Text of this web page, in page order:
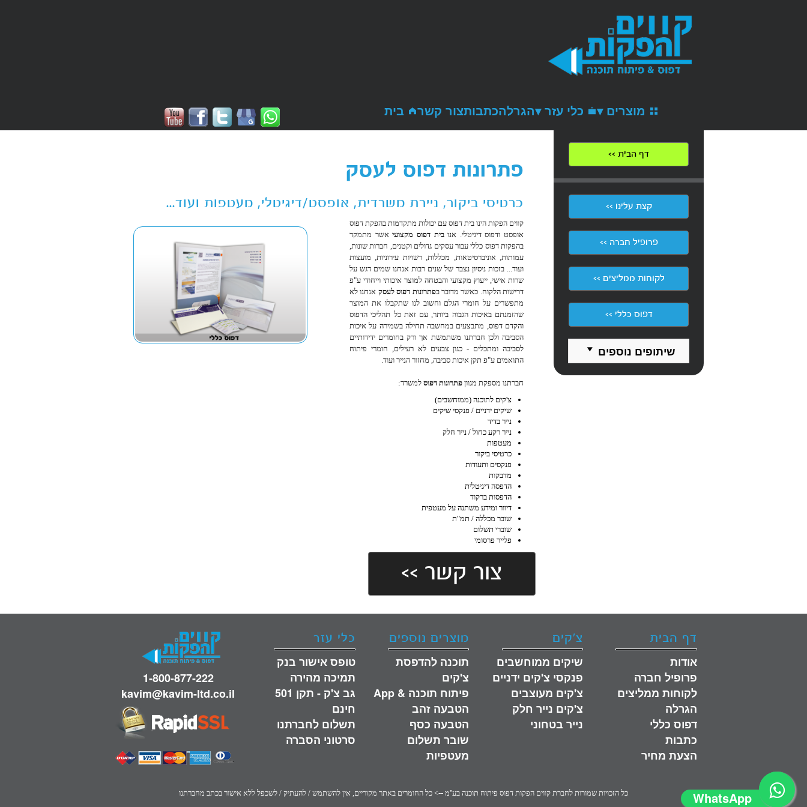
WhatsApp
מוצרים ▾ כלי עזר ▾הגרלהכתבותצור קשר בית
דף הבית >>
קצת עלינו >>
פרופיל חברה >>
לקוחות ממליצים >>
דפוס כללי >>
שיתופים נוספים
פתרונות דפוס לעסק
כרטיסי ביקור, ניירת משרדית, אופסט/דיגיטלי, מעטפות ועוד...
קווים הפקות הינו בית דפוס עם יכולות מתקדמות בהפקת דפוס
אופסט ודפוס דיגיטלי. אנובית דפוס מקצועיאשר מתמקד
בהפקות דפוס כללי עבור עסקים גדולים וקטנים, חברות שונות,
עמותות, אוניברסיטאות, מכללות, רשויות עירוניות, מועצות
ועוד... בזכות ניסיון נצבר של שנים רבות אנחנו שמים דגש על
שרות אישי, ייעוץ מקצועי והבטחה למוצר איכותי וייחודי ע"פ
דרישות הלקוח. כאשר מדובר בפתרונות דפוס לעסק אנחנו לא
מתפשרים על חומרי הגלם וחשוב לנו שתקבלו את המוצר
שהזמנתם באיכות הגבוה ביותר, עם זאת כל תהליכי הדפוס
והקדם דפוס, מתבצעים במחשבה תחילה בשמירה על איכות
הסביבה ולכן חברתנו משתמשת אך ורק בחומרים ידידותיים
לסביבה ומתכלים - כגון צבעים לא רעילים, חומרי פיתוח
התואמים ע"פ תקן איכות סביבה, מחזור הנייר ועוד.
חברתנו מספקת מגוון פתרונות דפוס למשרד:
צ'קים לתוכנה (ממוחשבים)
שיקים ידניים / פנקסי שיקים
נייר בדיד
נייר רקע כחול / נייר חלק
מעטפות
כרטיסי ביקור
פנקסים ותעודות
מדבקות
הדפסה דיגיטלית
הדפסות ברקוד
דיוור ומידע משתנה על מעטפית
שובר מכללה / תמ"ת
שוברי תשלום
פלייר פרסומי
<< צור קשר
דף הבית
אודות
פרופיל חברה
לקוחות ממליצים
הגרלה
דפוס כללי
כתבות
הצעת מחיר
צ'קים
שיקים ממוחשבים
פנקסי צ'קים ידניים
צ'קים מעוצבים
צ'קים נייר חלק
נייר בטחוני
מוצרים נוספים
תוכנה להדפסת
צ'קים
פיתוח תוכנה & App
הטבעה זהב
הטבעה כסף
שובר תשלום
מעטפיות
כלי עזר
טופס אישור בנק
תמיכה מהירה
גב צ'ק - תקן 501
חינם
תשלום לחברתנו
סרטוני הסברה
1-800-877-222
kavim@kavim-ltd.co.il
כל הזכויות שמורות לחברת קווים הפקות דפוס פיתוח תוכנה בע''מ --> כל החומרים באתר מקוריים, אין להשתמש / להעתיק / לשכפל ללא אישור בכתב מחברתנו